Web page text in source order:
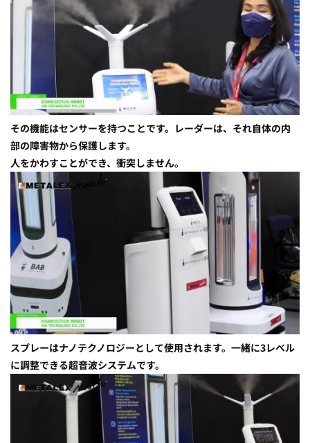
その機能はセンサーを持つことです。レーダーは、それ自体の内
部の障害物から保護します。
人をかわすことができ、衝突しません。
スプレーはナノテクノロジーとして使用されます。一緒に3レベル
に調整できる超音波システムです。